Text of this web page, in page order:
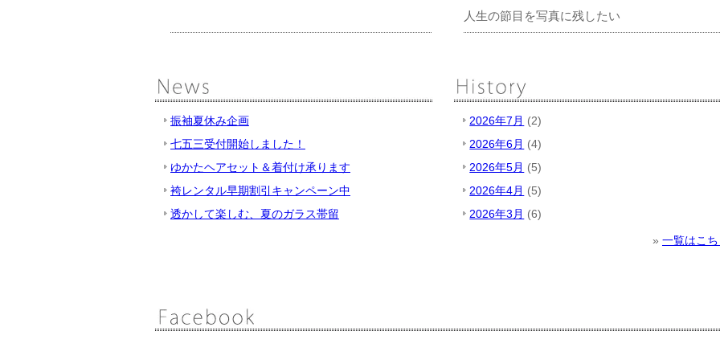
人生の節目を写真に残したい
振袖夏休み企画
七五三受付開始しました！
ゆかたヘアセット＆着付け承ります
袴レンタル早期割引キャンペーン中
透かして楽しむ、夏のガラス帯留
2026年7月 (2)
2026年6月 (4)
2026年5月 (5)
2026年4月 (5)
2026年3月 (6)
» 一覧はこ